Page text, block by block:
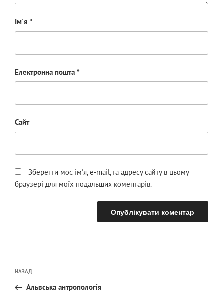
Ім'я *
Електронна пошта *
Сайт
Зберегти моє ім'я, e-mail, та адресу сайту в цьому
браузері для моїх подальших коментарів.
записів
Попередній
запис:
НАЗАД
Альвська антропологія